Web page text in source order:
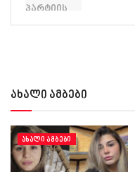
ახალი ამბები
ᲐᲮᲐᲚᲘ ᲐᲛᲑᲔᲑᲘ